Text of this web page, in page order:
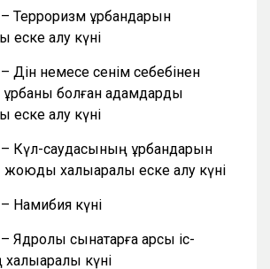
Терроризм құрбандарын
еске алу күні
Дін немесе сенім себебінен
болған адамдарды
еске алу күні
Күл-саудасының құрбандарын
халықаралық еске алу күні
Намибия күні
Ядролық сынақтарға қарсы іс-
күні